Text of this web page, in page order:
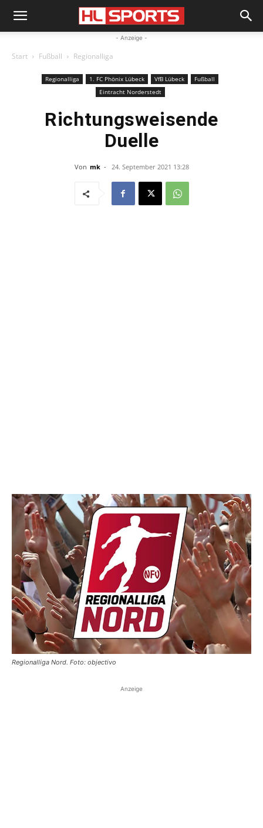
- Anzeige -
Start Fußball Regionalliga
Regionalliga 1. FC Phönix Lübeck VfB Lübeck
Fußball
Eintracht Norderstedt
Richtungsweisende
Duelle
Von mk - 24. September 2021 13:28
Regionalliga Nord. Foto: objectivo
Anzeige